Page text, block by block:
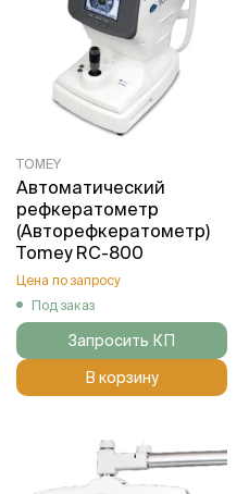
TOMEY
Автоматический
рефкератометр
(Авторефкератометр)
Tomey RC-800
Цена по запросу
Под заказ
Запросить КП
В корзину